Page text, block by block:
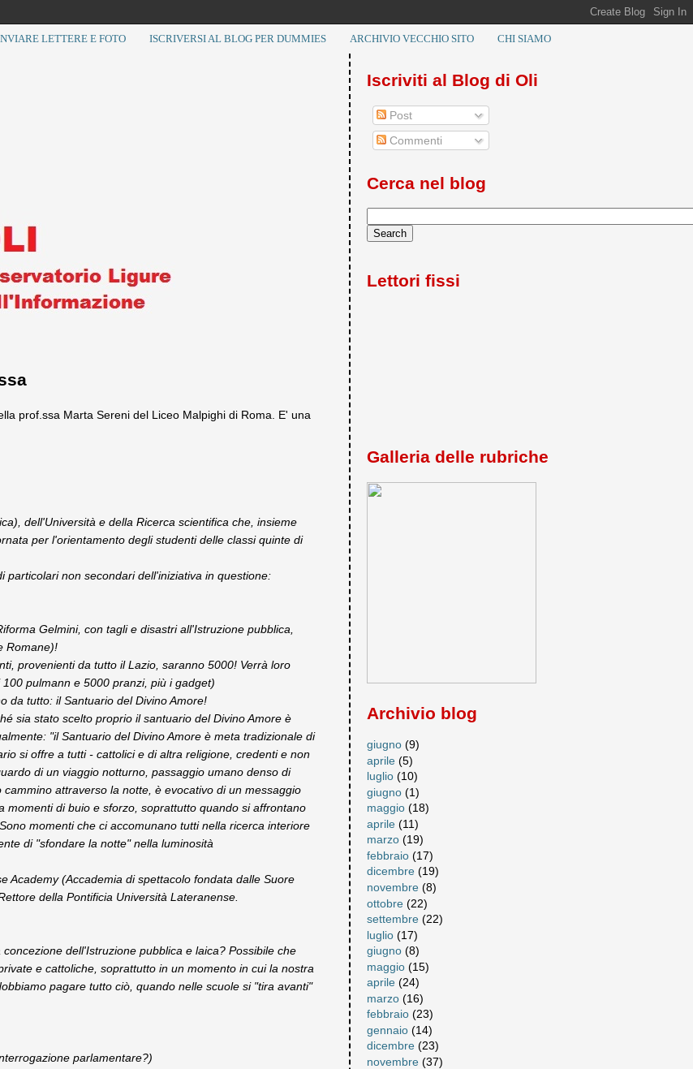
LETTERE E FOTO ISCRIVERSI AL BLOG PER DUMMIES ARCHIVIO VECCHIO SITO CHI SIAMO
prof.ssa Marta Sereni del Liceo Malpighi di Roma. E' una
dell'Università e della Ricerca scientifica che, insieme
per l'orientamento degli studenti delle classi quinte di
non secondari dell'iniziativa in questione:
Gelmini, con tagli e disastri all'Istruzione pubblica,
Romane)!
provenienti da tutto il Lazio, saranno 5000! Verrà loro
pulmann e 5000 pranzi, più i gadget)
da tutto: il Santuario del Divino Amore!
sia stato scelto proprio il santuario del Divino Amore è
"il Santuario del Divino Amore è meta tradizionale di
si offre a tutti - cattolici e di altra religione, credenti e non
di un viaggio notturno, passaggio umano denso di
attraverso la notte, è evocativo di un messaggio
di buio e sforzo, soprattutto quando si affrontano
momenti che ci accomunano tutti nella ricerca interiore
di "sfondare la notte" nella luminosità
Academy (Accademia di spettacolo fondata dalle Suore
della Pontificia Università Lateranense.
dell'Istruzione pubblica e laica? Possibile che
e cattoliche, soprattutto in un momento in cui la nostra
pagare tutto ciò, quando nelle scuole si "tira avanti"
parlamentare?)
Iscriviti al Blog di Oli
Post
Commenti
Cerca nel blog
Lettori fissi
Galleria delle rubriche
Archivio blog
giugno (9)
aprile (5)
luglio (10)
giugno (1)
maggio (18)
aprile (11)
marzo (19)
febbraio (17)
dicembre (19)
novembre (8)
ottobre (22)
settembre (22)
luglio (17)
giugno (8)
maggio (15)
aprile (24)
marzo (16)
febbraio (23)
gennaio (14)
dicembre (23)
novembre (37)